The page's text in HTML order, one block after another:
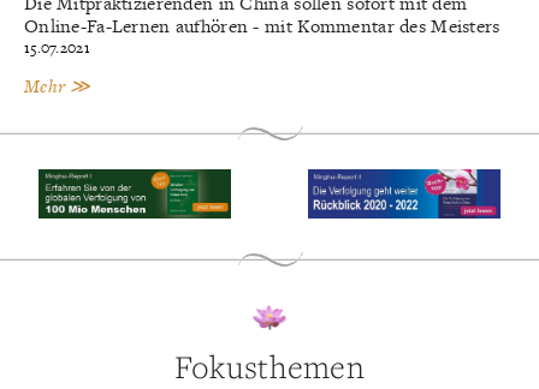
Online-Fa-Lernen aufhören - mit Kommentar des Meisters
15.07.2021
Mehr ≫
Fokusthemen